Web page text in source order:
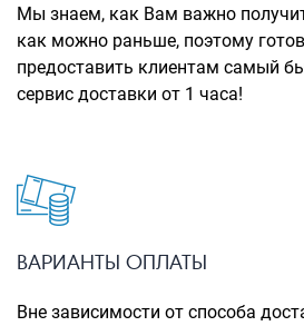
Рюкзаки
Рюкзаки
Рюкзаки
Рюкзаки для
Рюкзаки на
Мы знаем, как Вам важно
как можно раньше, поэтому
предоставить клиентам самый
сервис доставки от 1 часа!
ВАРИАНТЫ ОПЛАТЫ
Вне зависимости от способа